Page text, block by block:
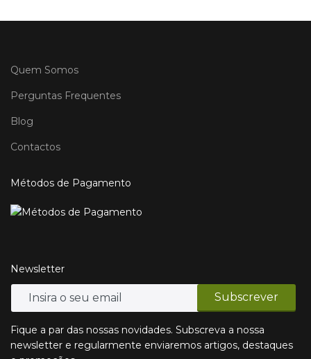
Quem Somos
Perguntas Frequentes
Blog
Contactos
Métodos de Pagamento
Newsletter
Fique a par das nossas novidades. Subscreva a nossa
newsletter e regularmente enviaremos artigos, destaques